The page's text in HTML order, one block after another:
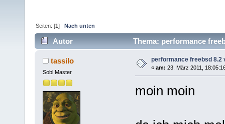
Seiten: [1]Nach unten
Autor Thema: performance
tassilo
Sobl Master
performance freebsd 8.2
« am: 23. März 2011,
moin moin